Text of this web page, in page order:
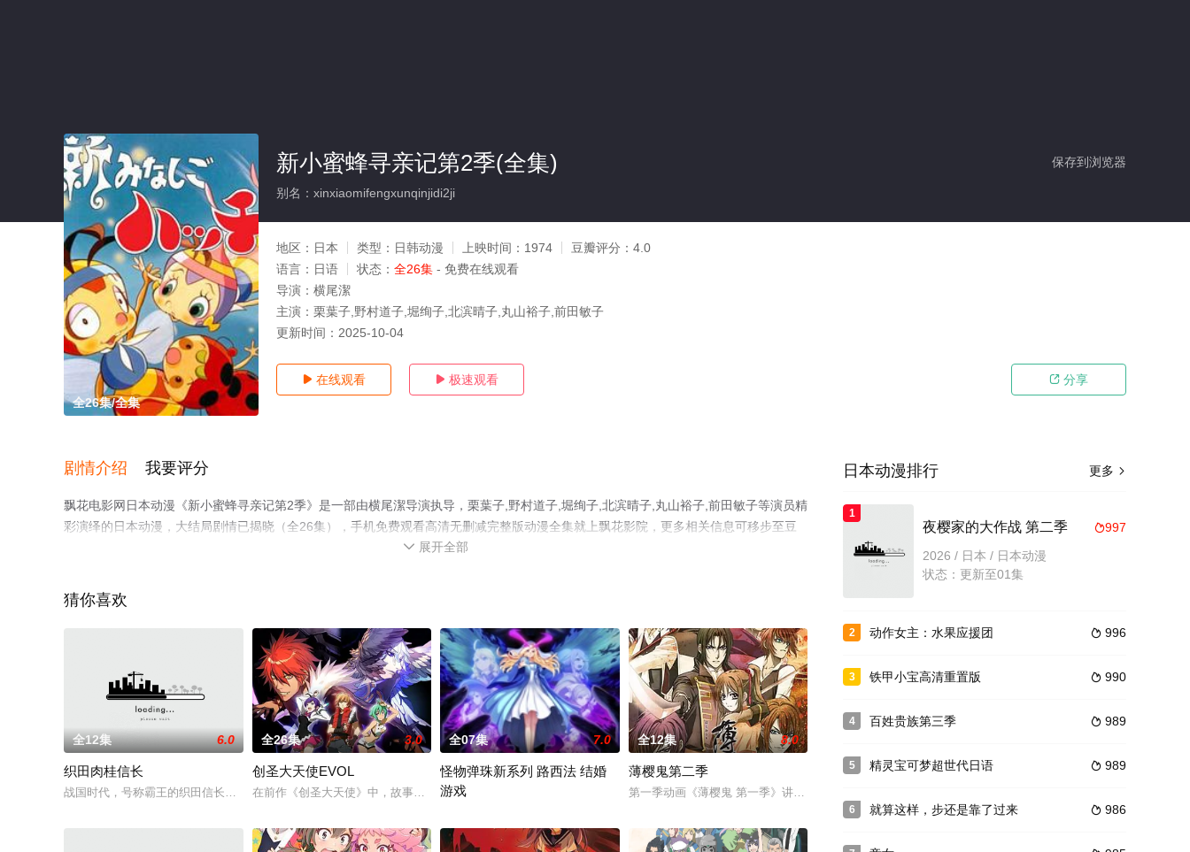
全26集/全集
保存到浏览器
新小蜜蜂寻亲记第2季(全集)
别名：xinxiaomifengxunqinjidi2ji
地区： 日本 类型： 日韩动漫 上映时间： 1974 豆瓣评分： 4.0
语言： 日语 状态： 全26集 - 免费在线观看
导演： 横尾潔
主演： 栗葉子,野村道子,堀绚子,北滨晴子,丸山裕子,前田敏子
更新时间： 2025-10-04
 在线观看  极速观看  分享
剧情介绍 我要评分
飘花电影网日本动漫《新小蜜蜂寻亲记第2季》是一部由横尾潔导演执导，栗葉子,野村道子,堀绚子,北滨晴子,丸山裕子,前田敏子等演员精
彩演绎的日本动漫，大结局剧情已揭晓（全26集），手机免费观看高清无删减完整版动漫全集就上飘花影院，更多相关信息可移步至豆
 展开全部
猜你喜欢
全12集 6.0
织田肉桂信长
战国时代，号称霸王的织田信长，在现代日本复活了。但，却是以柴犬的样貌！与信长同时代的战
全26集 3.0
创圣大天使EVOL
在前作《创圣大天使》中，故事设定在创圣纪0011年，地球上的人类由于11年前的大异变而
全07集 7.0
怪物弹珠新系列 路西法 结婚
游戏
为了拯救天界的危机，路西法重新开始行动。在这样的情况下，曾经被打倒的罪恶天圣凯特尔以对
全12集 8.0
薄樱鬼第二季
第一季动画《薄樱鬼 第一季》讲到土方带领新选组转移到江户， 因为时代变更，战斗的武器由
更多 
日本动漫排行
1
997
夜樱家的大作战 第二季
2026 / 日本 / 日本动漫
状态：更新至01集
2  996
动作女主：水果应援团
3  990
铁甲小宝高清重置版
4  989
百姓贵族第三季
5  989
精灵宝可梦超世代日语
6  986
就算这样，步还是靠了过来